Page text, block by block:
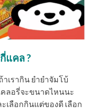
แคล ?
าเรากิน ยำยำจัมโบ้
ลอรี่จะขนาดไหนนะ
เลือกกินแต่ของดี เลือก